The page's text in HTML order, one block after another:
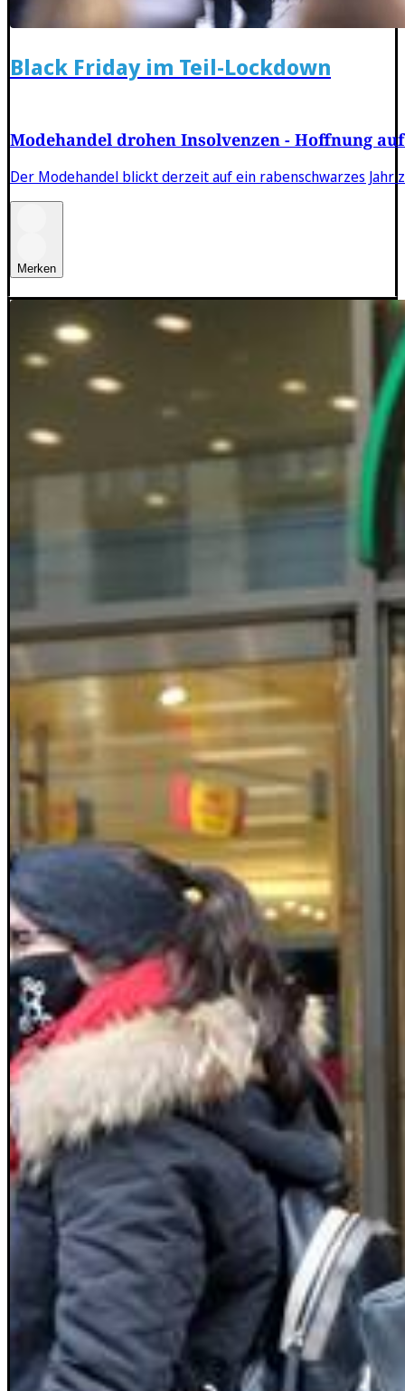
Black Friday im Teil-Lockdown
Modehandel drohen Insolvenzen - Hoffnung
Der Modehandel blickt derzeit auf ein rabenschwarzes Jahr
Merken